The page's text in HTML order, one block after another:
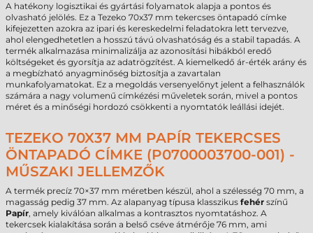
A hatékony logisztikai és gyártási folyamatok alapja a pontos és
olvasható jelölés. Ez a Tezeko 70x37 mm tekercses öntapadó címke
kifejezetten azokra az ipari és kereskedelmi feladatokra lett tervezve,
ahol elengedhetetlen a hosszú távú olvashatóság és a stabil tapadás. A
termék alkalmazása minimalizálja az azonosítási hibákból eredő
költségeket és gyorsítja az adatrögzítést. A kiemelkedő ár-érték arány és
a megbízható anyagminőség biztosítja a zavartalan
munkafolyamatokat. Ez a megoldás versenyelőnyt jelent a felhasználók
számára a nagy volumenű címkézési műveletek során, mivel a pontos
méret és a minőségi hordozó csökkenti a nyomtatók leállási idejét.
TEZEKO 70X37 MM PAPÍR TEKERCSES
ÖNTAPADÓ CÍMKE (P0700003700-001) -
MŰSZAKI JELLEMZŐK
A termék precíz 70×37 mm méretben készül, ahol a szélesség 70 mm, a
magasság pedig 37 mm. Az alapanyag típusa klasszikus fehér színű
Papír, amely kiválóan alkalmas a kontrasztos nyomtatáshoz. A
tekercsek kialakítása során a belső cséve átmérője 76 mm, ami